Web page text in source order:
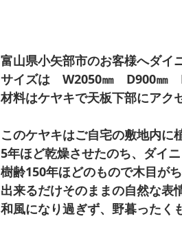
富山県小矢部市のお客様へダイ
サイズは　W2050㎜　D900㎜
材料はケヤキで天板下部にアク
このケヤキはご自宅の敷地内に
5年ほど乾燥させたのち、ダイ
樹齢150年ほどのもので木目が
出来るだけそのままの自然な表
和風になり過ぎず、野暮ったく